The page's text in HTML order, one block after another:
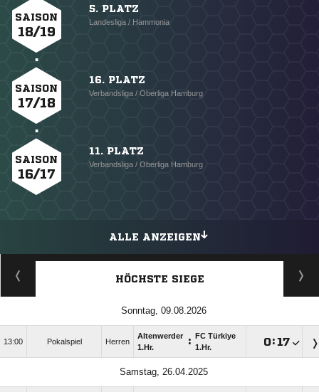
SAISON
18/19
5. PLATZ
Landesliga / Hammonia
SAISON
17/18
16. PLATZ
Verbandsliga / Oberliga Hamburg
SAISON
16/17
11. PLATZ
Verbandsliga / Oberliga Hamburg
ALLE ANZEIGEN
HÖCHSTE SIEGE
Sonntag, 09.08.2026
13:00 Pokalspiel Herren
Altenwerder
1.Hr.
:
FC Türkiye
1.Hr.
:
Samstag, 26.04.2025